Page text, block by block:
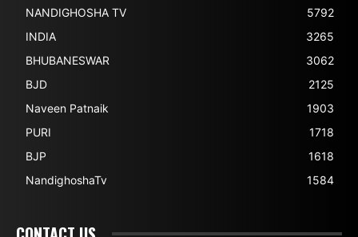
NANDIGHOSHA TV
5792
INDIA
3265
BHUBANESWAR
3062
BJD
2125
Naveen Patnaik
1903
PURI
1718
BJP
1618
NandighoshaTv
1584